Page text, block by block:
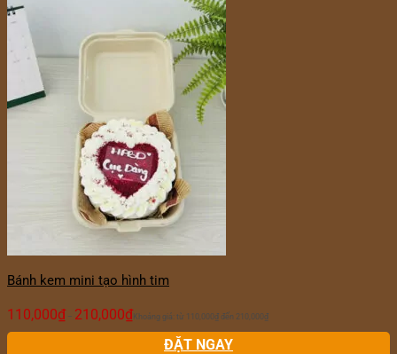
Bánh kem mini tạo hình tim
110,000₫ – 210,000₫ Khoảng giá: từ 110,000₫ đến 210,000₫
ĐẶT NGAY